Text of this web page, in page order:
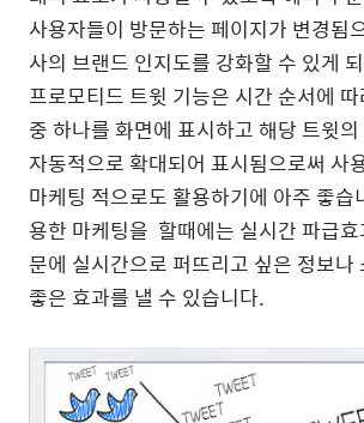
사용자들이 방문하는 페이지가 변경됨
사의 브랜드 인지도를 강화할 수 있게
프로모티드 트윗 기능은 시간 순서에
중 하나를 화면에 표시하고 해당 트윗
자동적으로 확대되어 표시됨으로써 사
마케팅 적으로도 활용하기에 아주 좋습
용한 마케팅을 할때에는 실시간 파급
문에 실시간으로 퍼뜨리고 싶은 정보나
좋은 효과를 낼 수 있습니다.